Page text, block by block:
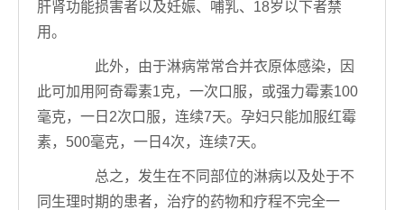
肝肾功能损害者以及妊娠、哺乳、18岁以下者禁
用。
此外，由于淋病常常合并衣原体感染，因
此可加用阿奇霉素1克，一次口服，或强力霉素100
毫克，一日2次口服，连续7天。孕妇只能加服红霉
素，500毫克，一日4次，连续7天。
总之，发生在不同部位的淋病以及处于不
同生理时期的患者，治疗的药物和疗程不完全一